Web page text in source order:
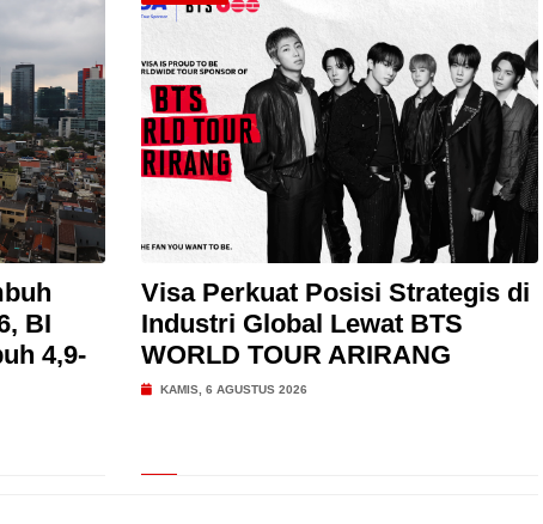
BI
4,9-
Visa Perkuat Posisi Strategis di
Industri Global Lewat BTS
WORLD TOUR ARIRANG
KAMIS, 6 AGUSTUS 2026